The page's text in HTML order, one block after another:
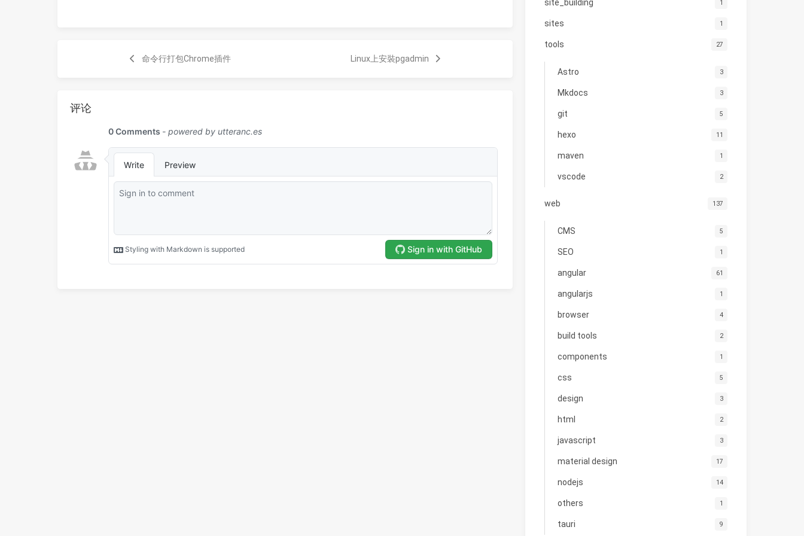
命令行打包Chrome插件 Linux上安裝pgadmin
评论
site_building 1
sites 1
tools 27
Astro 3
Mkdocs 3
git 5
hexo 11
maven 1
vscode 2
web 137
CMS 5
SEO 1
angular 61
angularjs 1
browser 4
build tools 2
components 1
css 5
design 3
html 2
javascript 3
material design 17
nodejs 14
others 1
tauri 9